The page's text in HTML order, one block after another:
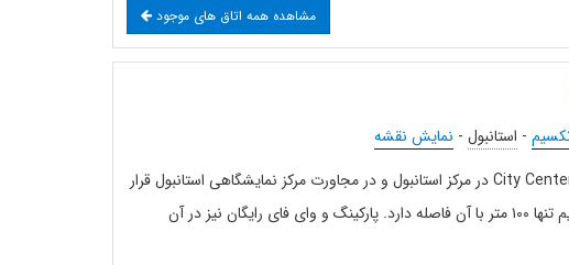
مشاهده همه اتاق های موجود
- استانبول - نمایش نقشه
هتل ۴ ستاره سیتی سنتر City Center در مرکز استانبول و در مجاورت مرکز نمایشگاهی استانبول قرار
گرفته است و میدان تقسیم تنها ۱۰۰ متر با آن فاصله دارد. پارکینگ و وای فای رایگان نیز در آن